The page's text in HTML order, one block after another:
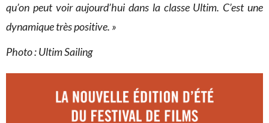
qu’on peut voir aujourd’hui dans la classe Ultim. C’est une
dynamique très positive. »
Photo : Ultim Sailing